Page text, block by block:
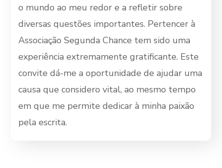
o mundo ao meu redor e a refletir sobre
diversas questões importantes. Pertencer à
Associação Segunda Chance tem sido uma
experiência extremamente gratificante. Este
convite dá-me a oportunidade de ajudar uma
causa que considero vital, ao mesmo tempo
em que me permite dedicar à minha paixão
pela escrita.